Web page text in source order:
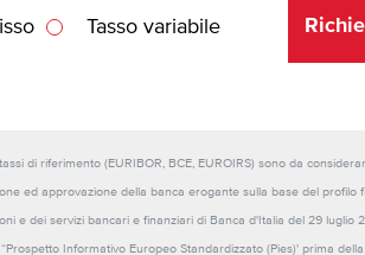
Tasso variabile
di riferimento (EURIBOR, BCE, EUROIRS) sono da
ed approvazione della banca erogante sulla base del profilo
e dei servizi bancari e finanziari di Banca d'Italia del 29 luglio
Informativo Europeo Standardizzato (Pies)' prima